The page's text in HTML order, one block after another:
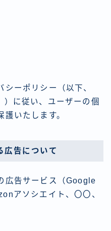
シーポリシー（以下、
）に従い、ユーザーの個
いたします。
広告について
広告サービス（Google
アソシエイト、〇〇、